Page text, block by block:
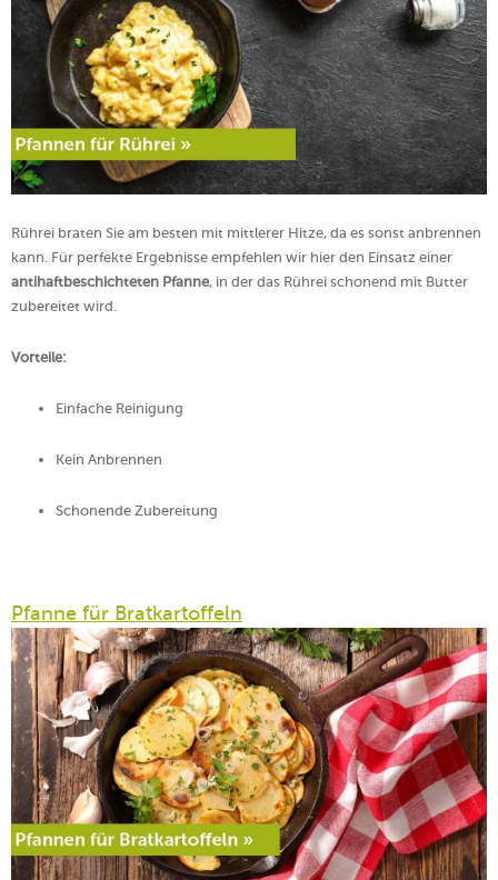
Rührei braten Sie am besten mit mittlerer Hitze, da es sonst anbrennen
kann. Für perfekte Ergebnisse empfehlen wir hier den Einsatz einer
antihaftbeschichteten Pfanne, in der das Rührei schonend mit Butter
zubereitet wird.
Vorteile:
Einfache Reinigung
Kein Anbrennen
Schonende Zubereitung
Pfanne für Bratkartoffeln